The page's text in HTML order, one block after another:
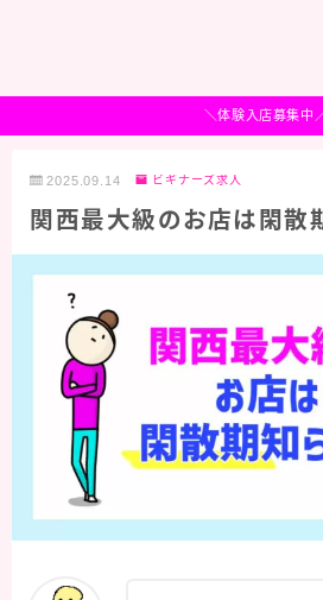
＼体験入店募集中
2025.09.14 ビギナーズ求人
関西最大級のお店は閑散